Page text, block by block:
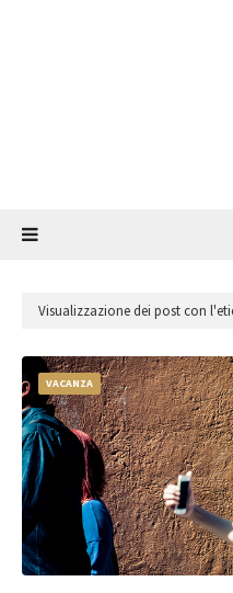
Visualizzazione dei post con
VACANZA